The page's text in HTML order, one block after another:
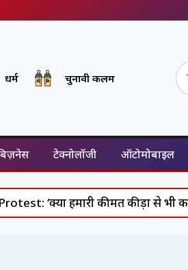
धर्म चुनावी कलम
टेक्नोलॉजी ऑटोमोबाइल
‘क्या हमारी कीमत कीड़ों से भी कम